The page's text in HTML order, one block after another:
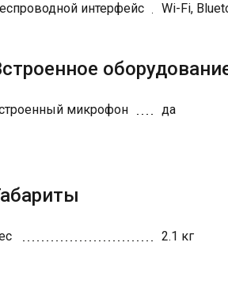
интерфейс Wi-Fi,
микрофон да
2.1 кг